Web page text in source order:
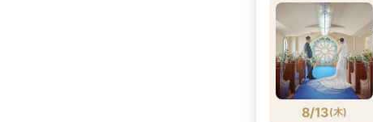
8/11(火)
8/13(木)